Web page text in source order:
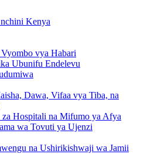
Kenya
vya Habari
Ubunifu Endelevu
Dawa, Vifaa vya Tiba, na
za Hospitali na Mifumo ya Afya
wa Tovuti ya Ujenzi
na Ushirikishwaji wa Jamii